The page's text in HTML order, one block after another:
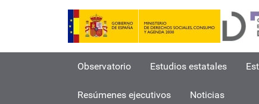
Observatorio Estudios estatales
Resúmenes ejecutivos Noticias